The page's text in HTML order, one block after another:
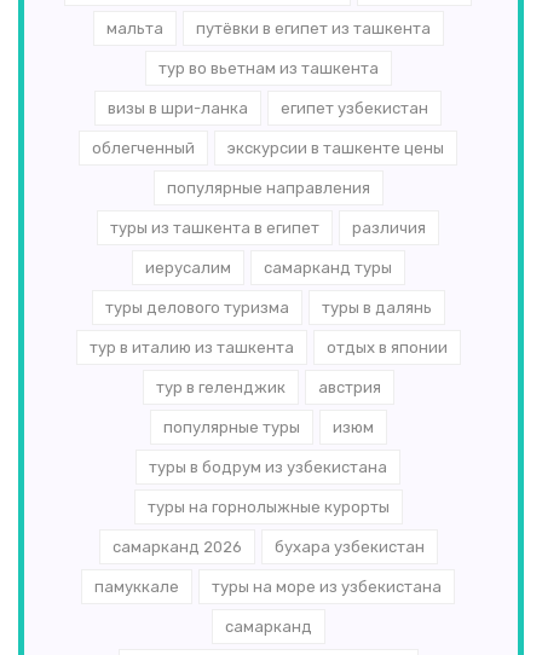
мальта путёвки в египет из ташкента
тур во вьетнам из ташкента
визы в шри-ланка египет узбекистан
облегченный экскурсии в ташкенте цены
популярные направления
туры из ташкента в египет различия
иерусалим самарканд туры
туры делового туризма туры в далянь
тур в италию из ташкента отдых в японии
тур в геленджик австрия
популярные туры изюм
туры в бодрум из узбекистана
туры на горнолыжные курорты
самарканд 2026 бухара узбекистан
памуккале туры на море из узбекистана
самарканд